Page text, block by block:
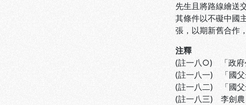
先生且將路線繪送
其條件以不礙中國
張，以期新舊合作
注釋
(註一八○) 「政府
(註一八一) 「國父
(註一八二) 「國父
(註一八三) 李劍農